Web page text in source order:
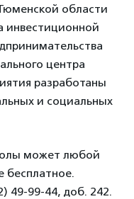
области
инвестиционной
центра
разработаны
и социальных
может любой
бесплатное.
49-99-44, доб. 242.